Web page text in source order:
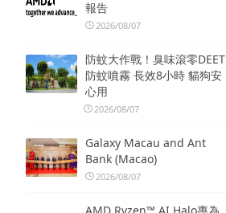
報告
2026/08/07
防蚊大作戰！臭味滾零DEET
防蚊噴霧 長效8小時 貓狗安
心用
2026/08/07
Galaxy Macau and Ant
Bank (Macao)
2026/08/07